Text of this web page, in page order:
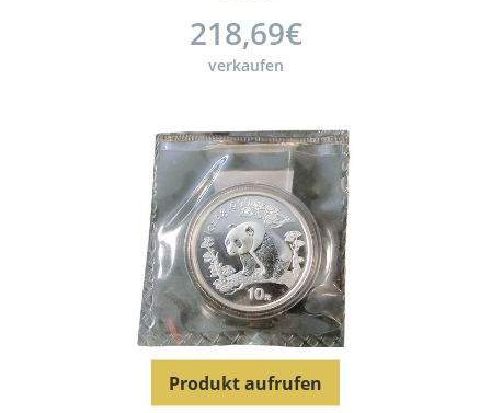
218,69€
verkaufen
Produkt aufrufen